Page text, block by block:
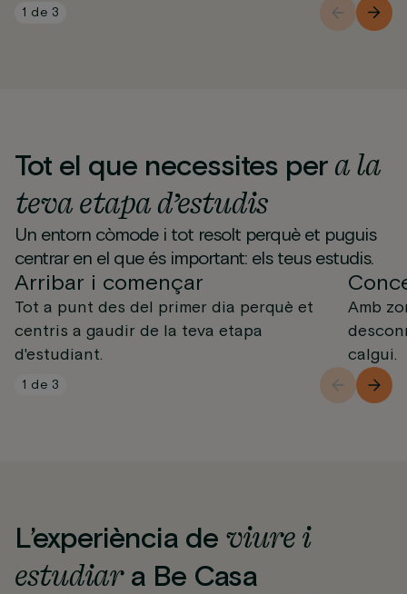
1 de 3
Tot el que necessites pera la
teva etapa d’estudis
Un entorn còmode i tot resolt perquè et puguis
centrar en el que és important: els teus estudis.
Arribar i començar
Tot a punt des del primer dia perquè et
centris a gaudir de la teva etapa
d'estudiant.
Amb
calgui.
1 de 3
L’experiència de viure i
estudiara Be Casa